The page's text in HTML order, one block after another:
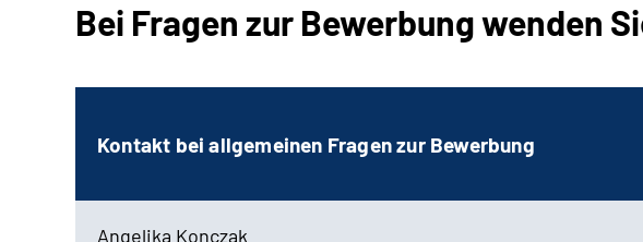
Bei Fragen zur Bewerbung wenden
Kontakt bei allgemeinen Fragen zur Bewerbung
Angelika Konczak